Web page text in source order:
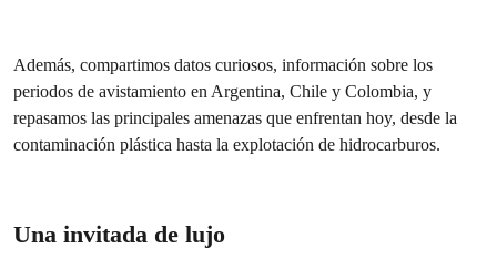
Además, compartimos datos curiosos, información sobre los
periodos de avistamiento en Argentina, Chile y Colombia, y
repasamos las principales amenazas que enfrentan hoy, desde la
contaminación plástica hasta la explotación de hidrocarburos.
Una invitada de lujo